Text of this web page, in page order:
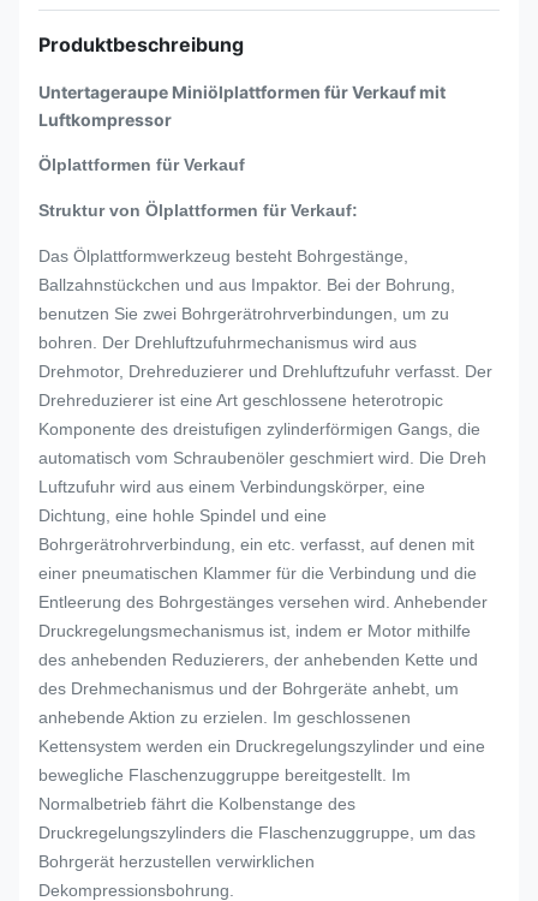
Produktbeschreibung
Untertageraupe Miniölplattformen für Verkauf mit
Luftkompressor
Ölplattformen für Verkauf
Struktur von Ölplattformen für Verkauf:
Das Ölplattformwerkzeug besteht Bohrgestänge,
Ballzahnstückchen und aus Impaktor. Bei der Bohrung,
benutzen Sie zwei Bohrgerätrohrverbindungen, um zu
bohren. Der Drehluftzufuhrmechanismus wird aus
Drehmotor, Drehreduzierer und Drehluftzufuhr verfasst. Der
Drehreduzierer ist eine Art geschlossene heterotropic
Komponente des dreistufigen zylinderförmigen Gangs, die
automatisch vom Schraubenöler geschmiert wird. Die Dreh
Luftzufuhr wird aus einem Verbindungskörper, eine
Dichtung, eine hohle Spindel und eine
Bohrgerätrohrverbindung, ein etc. verfasst, auf denen mit
einer pneumatischen Klammer für die Verbindung und die
Entleerung des Bohrgestänges versehen wird. Anhebender
Druckregelungsmechanismus ist, indem er Motor mithilfe
des anhebenden Reduzierers, der anhebenden Kette und
des Drehmechanismus und der Bohrgeräte anhebt, um
anhebende Aktion zu erzielen. Im geschlossenen
Kettensystem werden ein Druckregelungszylinder und eine
bewegliche Flaschenzuggruppe bereitgestellt. Im
Normalbetrieb fährt die Kolbenstange des
Druckregelungszylinders die Flaschenzuggruppe, um das
Bohrgerät herzustellen verwirklichen
Dekompressionsbohrung.